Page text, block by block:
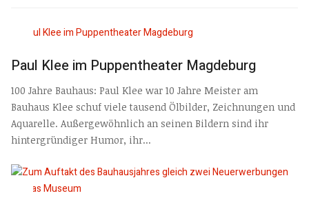
Paul Klee im Puppentheater Magdeburg
100 Jahre Bauhaus: Paul Klee war 10 Jahre Meister am
Bauhaus Klee schuf viele tausend Ölbilder, Zeichnungen und
Aquarelle. Außergewöhnlich an seinen Bildern sind ihr
hintergründiger Humor, ihr...